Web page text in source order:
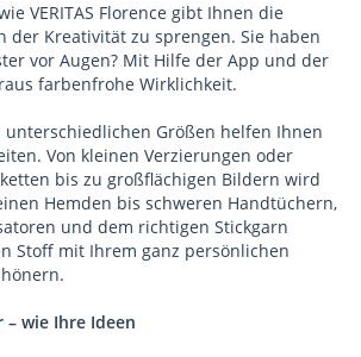
VERITAS Florence gibt Ihnen die
der Kreativität zu sprengen. Sie haben
vor Augen? Mit Hilfe der App und der
farbenfrohe Wirklichkeit.
unterschiedlichen Größen helfen Ihnen
Von kleinen Verzierungen oder
bis zu großflächigen Bildern wird
Hemden bis schweren Handtüchern,
und dem richtigen Stickgarn
Stoff mit Ihrem ganz persönlichen
wie Ihre Ideen